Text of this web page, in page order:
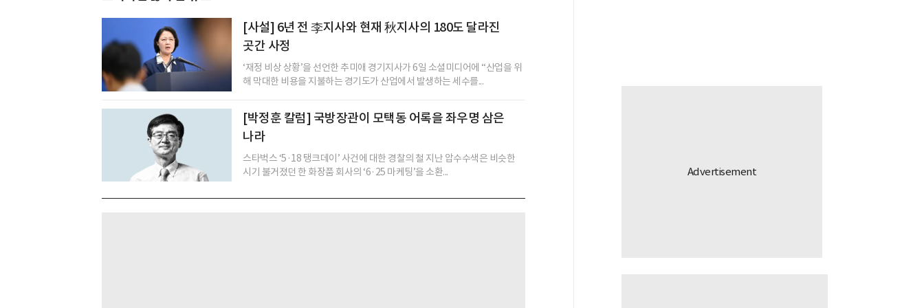
[사설] 6년 전 李지사와 현재 秋지사의 180도 달라진
곳간 사정
‘재정 비상 상황’을 선언한 추미애 경기지사가 6일 소셜미디어에 “산업을 위
해 막대한 비용을 지불하는 경기도가 산업에서 발생하는 세수를...
[박정훈 칼럼] 국방장관이 모택동 어록을 좌우명 삼은
나라
스타벅스 ‘5·18 탱크데이’ 사건에 대한 경찰의 철 지난 압수수색은 비슷한
시기 불거졌던 한 화장품 회사의 ‘6·25 마케팅’을 소환...